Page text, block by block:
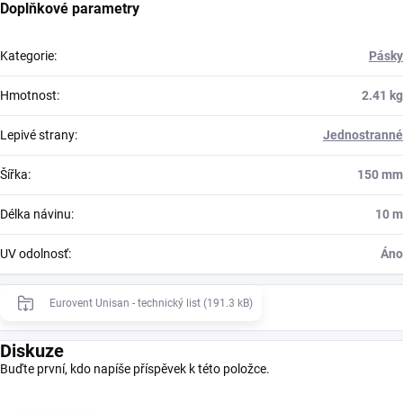
Doplňkové parametry
Kategorie: Pásky
Hmotnost: 2.41 kg
Lepivé strany: Jednostranné
Šířka: 150 mm
Délka návinu: 10 m
UV odolnosť: Áno
Eurovent Unisan - technický list (191.3 kB)
Diskuze
Buďte první, kdo napíše příspěvek k této položce.